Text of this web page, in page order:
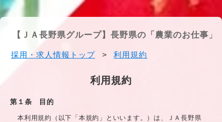
【ＪＡ長野県グループ】長野県の「農業のお仕事」
採用・求人情報トップ > 利用規約
利用規約
第１条 目的
本利用規約（以下「本規約」といいます。）は、
ＪＡ長野県